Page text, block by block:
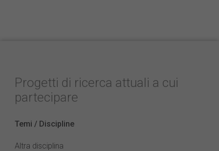
Progetti di ricerca attuali a cui
partecipare
Temi / Discipline
Altra disciplina